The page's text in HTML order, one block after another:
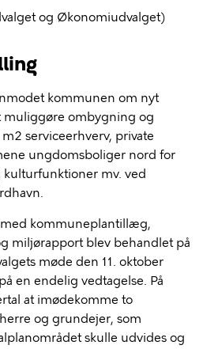
og Økonomiudvalget)
kommunen om nyt
muliggøre ombygning og
serviceerhverv, private
ungdomsboliger nord for
mv. ved
med kommuneplantillæg,
miljørapport blev behandlet på
møde den 11. oktober
en endelig vedtagelse. På
at imødekomme to
og grundejer, som
skulle udvides og